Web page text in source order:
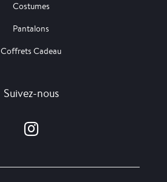
Costumes
Pantalons
Coffrets Cadeau
Suivez-nous